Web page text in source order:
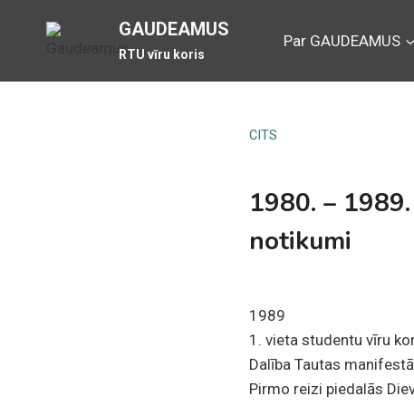
GAUDEAMUS
RTU vīru koris
Par GAUDEAMUS
CITS
1980. –
notikumi
1989
1. vieta studentu vīru
Dalība Tautas
Pirmo reizi piedalās